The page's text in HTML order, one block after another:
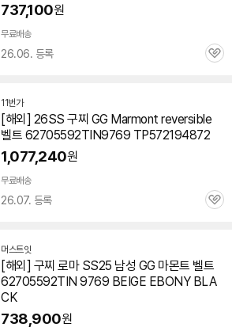
737,100원
무료배송
26.06. 등록
관
11번가
[해외] 26SS 구찌 GG Marmont reversible
벨트 62705592TIN9769 TP572194872
1,077,240원
무료배송
26.07. 등록
관
머스트잇
[해외] 구찌 로마 SS25 남성 GG 마몬트 벨트
62705592TIN 9769 BEIGE EBONY BLA
CK
738,900원